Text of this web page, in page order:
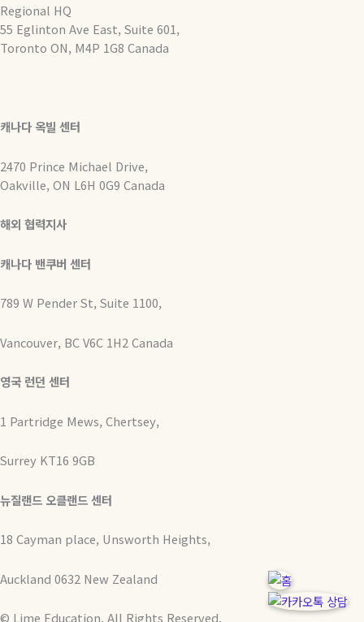
Regional HQ
55 Eglinton Ave East, Suite 601,
Toronto ON, M4P 1G8 Canada
캐나다 옥빌 센터
2470 Prince Michael Drive,
Oakville, ON L6H 0G9 Canada
해외 협력지사
캐나다 밴쿠버 센터
789 W Pender St, Suite 1100,
Vancouver, BC V6C 1H2 Canada
영국 런던 센터
1 Partridge Mews, Chertsey,
Surrey KT16 9GB
뉴질랜드 오클랜드 센터
18 Cayman place, Unsworth Heights,
Auckland 0632 New Zealand
© Lime Education. All Rights Reserved.